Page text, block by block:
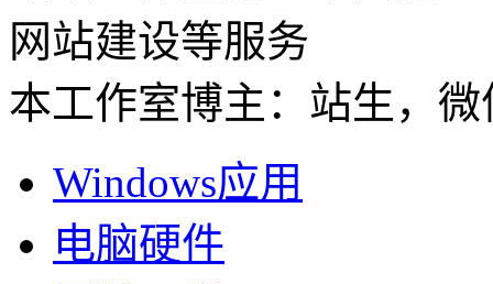
网站建设等服务
本工作室博主：站生，微
Windows应用
电脑硬件